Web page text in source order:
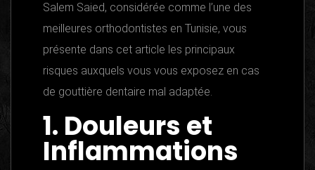
Salem Saied, considérée comme l’une des
meilleures orthodontistes en Tunisie, vous
présente dans cet article les principaux
risques auxquels vous vous exposez en cas
de gouttière dentaire mal adaptée.
1. Douleurs et
Inflammations